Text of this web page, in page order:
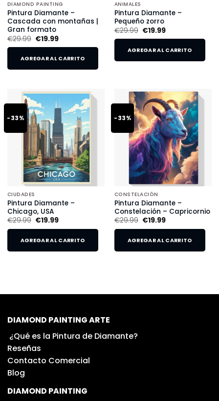
DIAMOND PAINTING
Pintura Diamante –
Cascada con montañas |
Gran formato
€29.99 €19.99
AGREGAR AL CARRITO
ANIMALES
Pintura Diamante –
Pequeño zorro
€29.99 €19.99
AGREGAR AL CARRITO
-33%
CIUDADES
Pintura Diamante –
Chicago, USA
€29.99 €19.99
AGREGAR AL CARRITO
-33%
CONSTELACIÓN
Pintura Diamante –
Constelación – Capricornio
€29.99 €19.99
AGREGAR AL CARRITO
DIAMOND PAINTING ARTE
¿Qué es la Pintura de Diamante?
Reseñas
Contacto Comercial
Blog
DIAMOND PAINTING